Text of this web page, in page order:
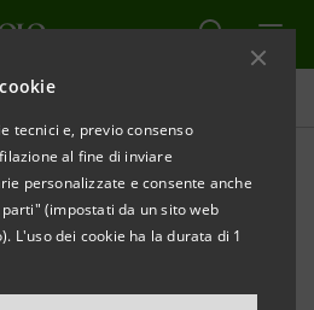
tecnici e, previo consenso
al fine di inviare
personalizzate e consente anche
(impostati da un sito web
L'uso dei cookie ha la durata di 1
SPAZIO GIOVANI IN CASA